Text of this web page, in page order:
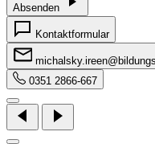
Absenden
Kontaktformular
0351 2866-667